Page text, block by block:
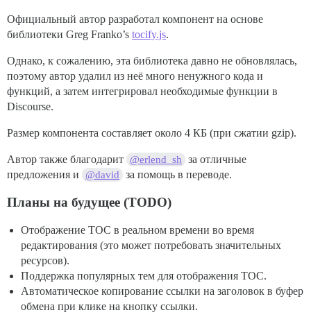
Официальный автор разработал компонент на основе
библиотеки Greg Franko’s tocify.js.
Однако, к сожалению, эта библиотека давно не обновлялась,
поэтому автор удалил из неё много ненужного кода и
функций, а затем интегрировал необходимые функции в
Discourse.
Размер компонента составляет около 4 КБ (при сжатии gzip).
Автор также благодарит @erlend_sh
за отличные
предложения и
@david за помощь в переводе.
Планы на будущее (TODO)
Отображение TOC в реальном времени во время
редактирования (это может потребовать значительных
ресурсов).
Поддержка популярных тем для отображения TOC.
Автоматическое копирование ссылки на заголовок в буфер
обмена при клике на кнопку ссылки.